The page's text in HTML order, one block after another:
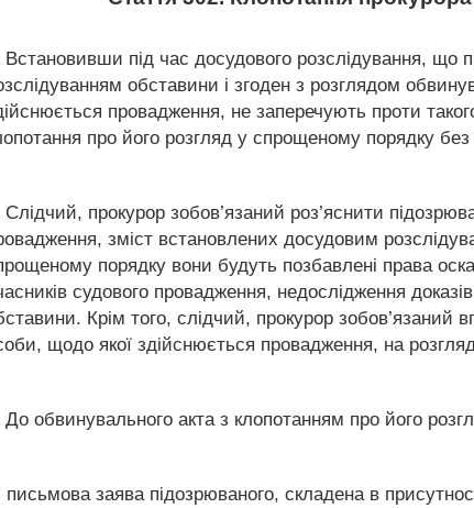
Встановивши під час досудового розслідування, що
обставини і згоден з розглядом
провадження, не заперечують проти
про його розгляд у спрощеному порядку
Слідчий, прокурор зобов’язаний роз’яснити
зміст встановлених досудовим
порядку вони будуть позбавлені права
судового провадження, недослідження
Крім того, слідчий, прокурор зобов’язаний
щодо якої здійснюється провадження, на
До обвинувального акта з клопотанням про його
письмова заява підозрюваного, складена в